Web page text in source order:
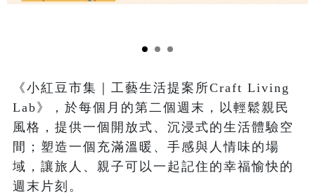
《小紅豆市集｜工藝生活提案所Craft Living
Lab》，於每個月的第二個週末，以輕鬆親民
風格，提供一個開放式、沉浸式的生活體驗空
間；塑造一個充滿溫暖、手感與人情味的場
域，讓旅人、親子可以一起記住的幸福愉快的
週末片刻。